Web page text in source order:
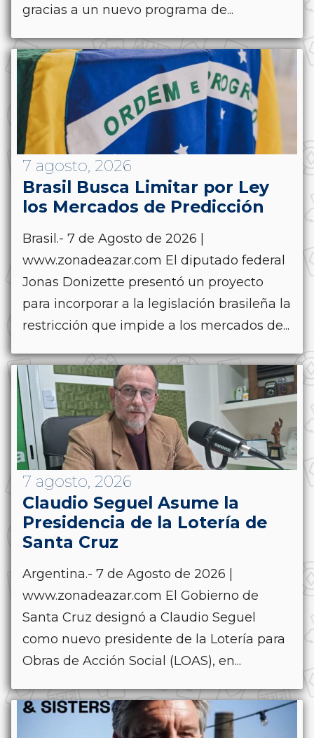
gracias a un nuevo programa de...
7 agosto, 2026
Brasil Busca Limitar por Ley
los Mercados de Predicción
Brasil.- 7 de Agosto de 2026 |
www.zonadeazar.com El diputado federal
Jonas Donizette presentó un proyecto
para incorporar a la legislación brasileña la
restricción que impide a los mercados de...
7 agosto, 2026
Claudio Seguel Asume la
Presidencia de la Lotería de
Santa Cruz
Argentina.- 7 de Agosto de 2026 |
www.zonadeazar.com El Gobierno de
Santa Cruz designó a Claudio Seguel
como nuevo presidente de la Lotería para
Obras de Acción Social (LOAS), en...